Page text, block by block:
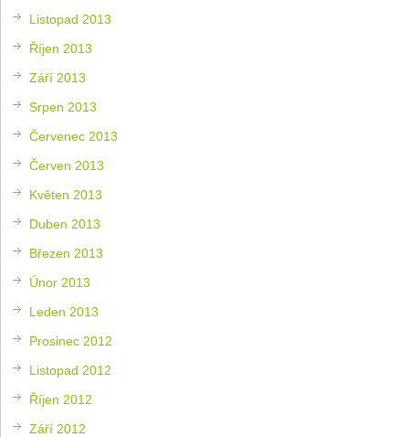
Listopad 2013
Říjen 2013
Září 2013
Srpen 2013
Červenec 2013
Červen 2013
Květen 2013
Duben 2013
Březen 2013
Únor 2013
Leden 2013
Prosinec 2012
Listopad 2012
Říjen 2012
Září 2012